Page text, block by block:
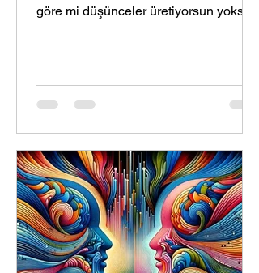
göre mi düşünceler üretiyorsun yoksa